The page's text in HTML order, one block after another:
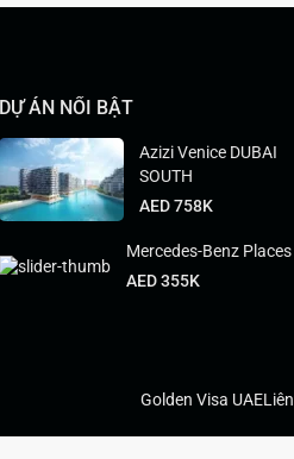
DỰ ÁN NỔI BẬT
Azizi Venice DUBAI
SOUTH
AED 758K
Mercedes-Benz Places
AED 355K
Golden Visa UAE